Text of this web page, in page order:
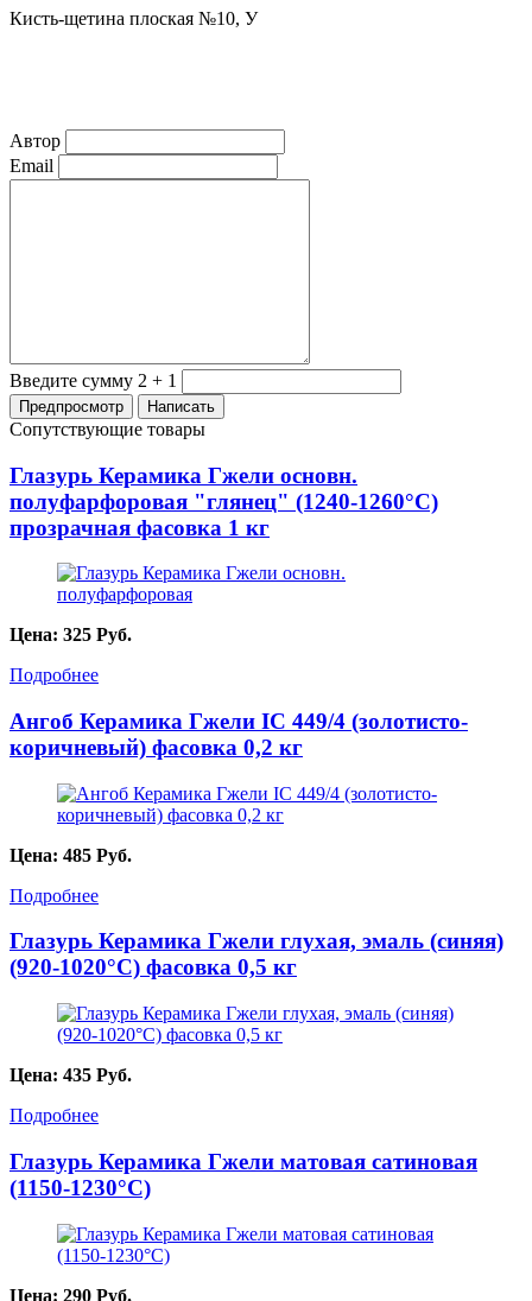
Кисть-щетина плоская №10, У
Автор
Email
Введите сумму 2 + 1
Сопутствующие товары
Глазурь Керамика Гжели основн.
полуфарфоровая "глянец" (1240-1260°С)
прозрачная фасовка 1 кг
Цена: 325 Руб.
Подробнее
Ангоб Керамика Гжели IC 449/4 (золотисто-
коричневый) фасовка 0,2 кг
Цена: 485 Руб.
Подробнее
Глазурь Керамика Гжели глухая, эмаль (синяя)
(920-1020°С) фасовка 0,5 кг
Цена: 435 Руб.
Подробнее
Глазурь Керамика Гжели матовая сатиновая
(1150-1230°C)
Цена: 290 Руб.